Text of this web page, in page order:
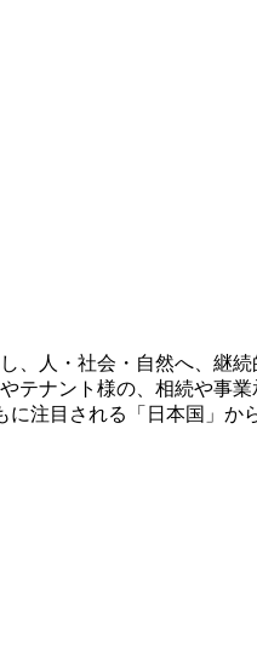
人・社会・自然へ、継続
テナント様の、相続や事
注目される「日本国」か